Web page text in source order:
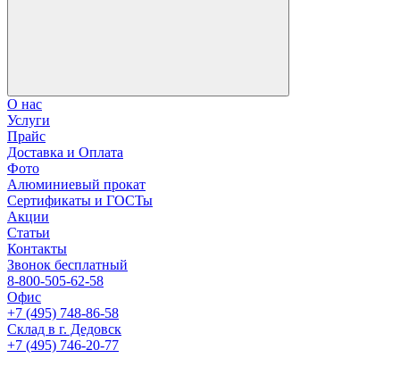
О нас
Услуги
Прайс
Доставка и Оплата
Фото
Алюминиевый прокат
Сертификаты и ГОСТы
Акции
Статьи
Контакты
Звонок бесплатный
8-800-505-62-58
Офис
+7 (495) 748-86-58
Склад в г. Дедовск
+7 (495) 746-20-77